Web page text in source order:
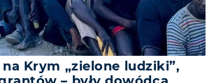
na Krym „zielone ludziki”,